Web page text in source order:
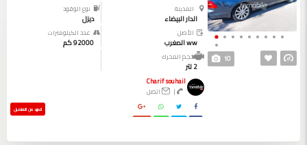
10
المدينة
الدار البيضاء
نوع الوقود
ديزل
الأصل
ww المغرب
عدد الكيلومترات
92000 كم
حجم المحرك
2 لتر
Charif souhail
|
اتصل
المزيد من التفاصيل